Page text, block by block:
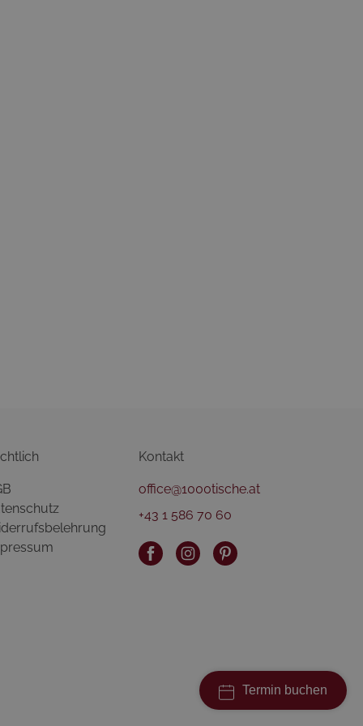
Kontakt
office@1000tische.at
+43 1 586 70 60
Termin buchen